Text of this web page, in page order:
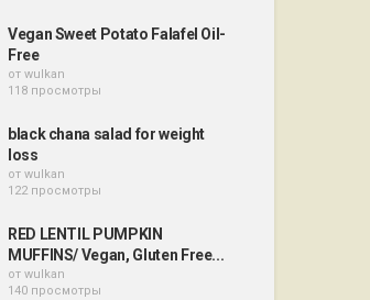
Vegan Sweet Potato Falafel Oil-
Free
от wulkan
118 просмотры
black chana salad for weight
loss
от wulkan
122 просмотры
RED LENTIL PUMPKIN
MUFFINS/ Vegan, Gluten Free...
от wulkan
140 просмотры